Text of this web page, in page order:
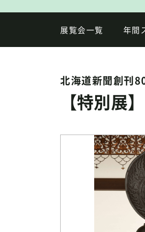
展覧会一覧 年間
北海道新聞創刊
【特別展